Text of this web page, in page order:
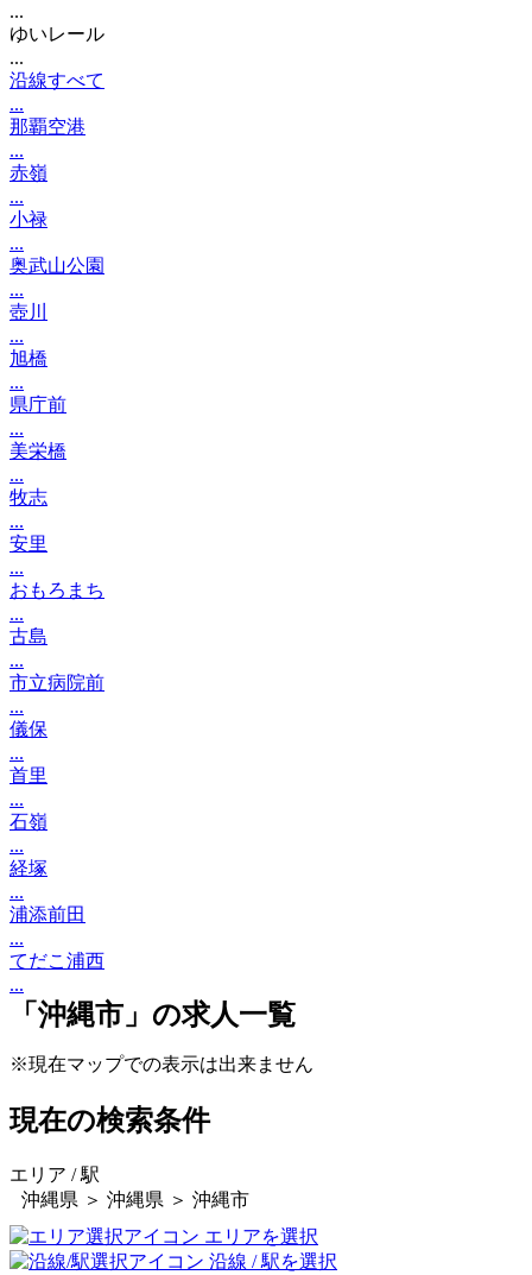
...
ゆいレール
...
沿線すべて
...
那覇空港
...
赤嶺
...
小禄
...
奥武山公園
...
壺川
...
旭橋
...
県庁前
...
美栄橋
...
牧志
...
安里
...
おもろまち
...
古島
...
市立病院前
...
儀保
...
首里
...
石嶺
...
経塚
...
浦添前田
...
てだこ浦西
...
「沖縄市」の求人一覧
※現在マップでの表示は出来ません
現在の検索条件
エリア / 駅
沖縄県 ＞ 沖縄県 ＞ 沖縄市
エリアを選択
沿線 / 駅を選択